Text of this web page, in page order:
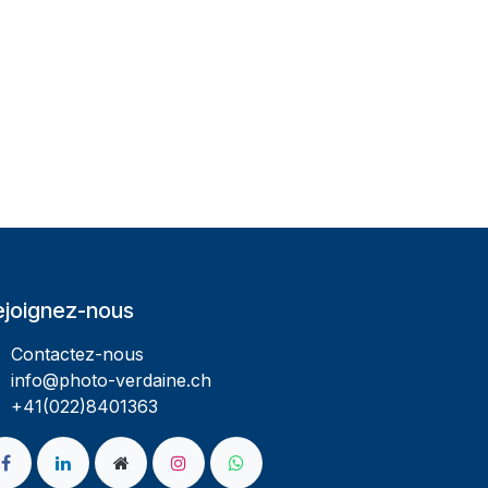
nous
Contactez-nous
info@photo-verdaine.ch​
​​+41(022)8401363